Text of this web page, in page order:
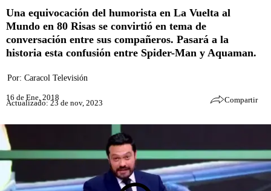
Una equivocación del humorista en La Vuelta al
Mundo en 80 Risas se convirtió en tema de
conversación entre sus compañeros. Pasará a la
historia esta confusión entre Spider-Man y Aquaman.
Por: Caracol Televisión
16 de Ene, 2018
Actualizado: 23 de nov, 2023 Compartir